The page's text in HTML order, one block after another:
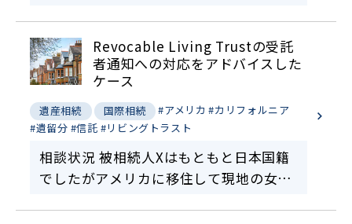
ており、その後別の会社に移った時に、
個人退職年金プ…
Revocable Living Trustの受託
者通知への対応をアドバイスした
ケース
遺産相続 国際相続 #アメリカ #カリフォルニア
#遺留分 #信託 #リビングトラスト
相談状況 被相続人Xはもともと日本国籍
でしたがアメリカに移住して現地の女性